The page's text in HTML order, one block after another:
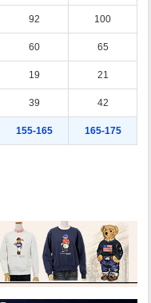
92 100
60 65
19 21
39 42
155-165 165-175